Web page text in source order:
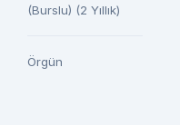
(Burslu) (2 Yıllık)
Örgün